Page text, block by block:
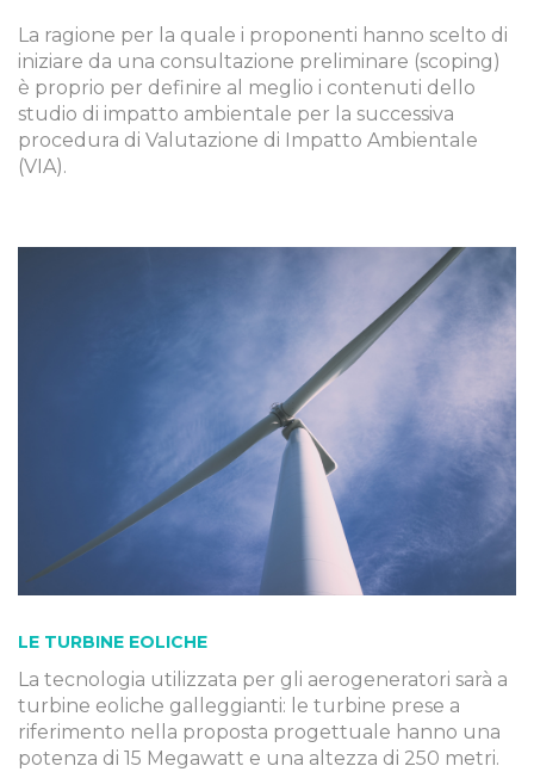
La ragione per la quale i proponenti hanno scelto di
iniziare da una consultazione preliminare (scoping)
è proprio per definire al meglio i contenuti dello
studio di impatto ambientale per la successiva
procedura di Valutazione di Impatto Ambientale
(VIA).
LE TURBINE EOLICHE
La tecnologia utilizzata per gli aerogeneratori sarà a
turbine eoliche galleggianti: le turbine prese a
riferimento nella proposta progettuale hanno una
potenza di 15 Megawatt e una altezza di 250 metri.